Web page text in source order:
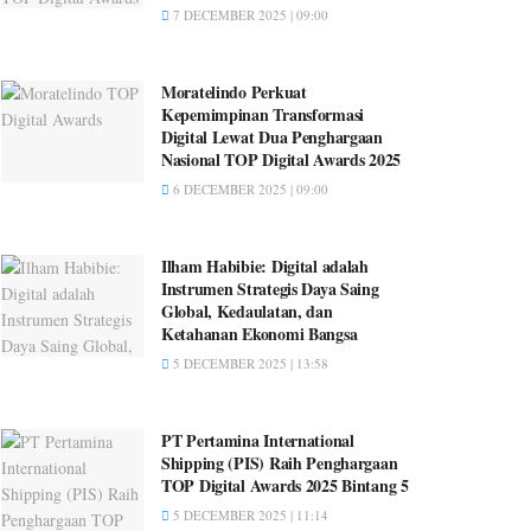
7 DECEMBER 2025 | 09:00
Moratelindo Perkuat
Kepemimpinan Transformasi
Digital Lewat Dua Penghargaan
Nasional TOP Digital Awards 2025
6 DECEMBER 2025 | 09:00
Ilham Habibie: Digital adalah
Instrumen Strategis Daya Saing
Global, Kedaulatan, dan
Ketahanan Ekonomi Bangsa
5 DECEMBER 2025 | 13:58
PT Pertamina International
Shipping (PIS) Raih Penghargaan
TOP Digital Awards 2025 Bintang 5
5 DECEMBER 2025 | 11:14